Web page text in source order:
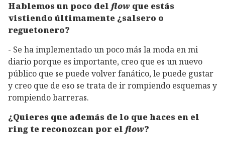
Hablemos un poco del flow que estás
vistiendo últimamente ¿salsero o
reguetonero?
- Se ha implementado un poco más la moda en mi
diario porque es importante, creo que es un nuevo
público que se puede volver fanático, le puede gustar
y creo que de eso se trata de ir rompiendo esquemas y
rompiendo barreras.
¿Quieres que además de lo que haces en el
ring te reconozcan por el flow?